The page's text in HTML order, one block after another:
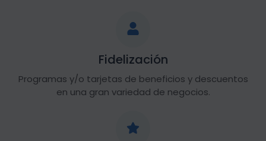
Fidelización
Programas y/o tarjetas de beneficios y descuentos
en una gran variedad de negocios.